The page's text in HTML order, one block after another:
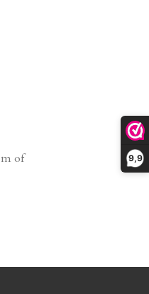
9,9
of